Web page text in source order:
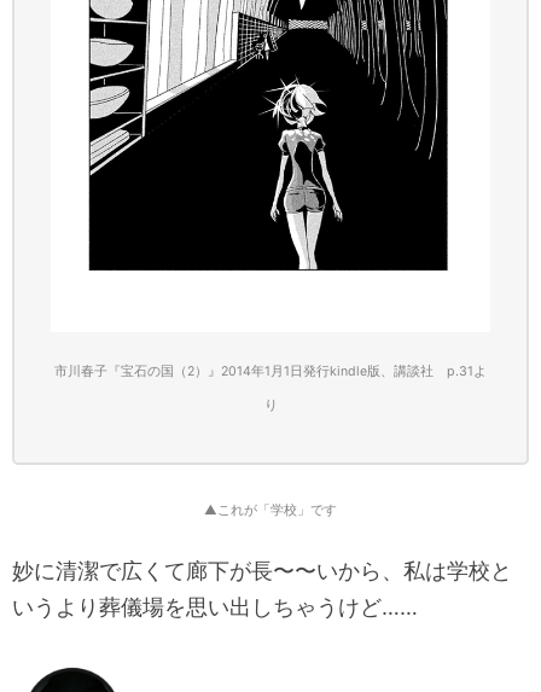
市川春子『宝石の国（2）』2014年1月1日発行kindle版、講談社 p.31 よ
り
▲これが「学校」です
妙に清潔で広くて廊下が長〜〜いから、私は学校と
いうより葬儀場を思い出しちゃうけど……